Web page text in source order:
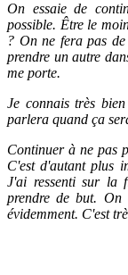
On essaie de
possible. Être le
? On ne fera pas
prendre un autre
me porte.
Je connais très
parlera quand ça
Continuer à ne pas
C'est d'autant plus
J'ai ressenti sur la
prendre de but. On
évidemment. C'est